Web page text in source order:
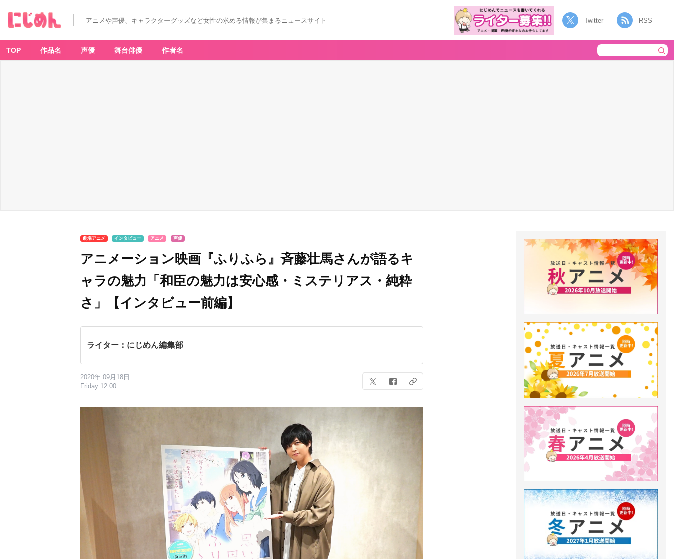
アニメや声優、キャラクターグッズなど女性の求める情報が集まるニュースサイト Twitter RSS
TOP 作品名 声優 舞台俳優 作者名
劇場アニメ インタビュー アニメ 声優
アニメーション映画『ふりふら』斉藤壮馬さんが語るキ
ャラの魅力「和臣の魅力は安心感・ミステリアス・純粋
さ」【インタビュー前編】
ライター：にじめん編集部
2020年 09月18日
Friday 12:00